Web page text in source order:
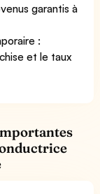
garantis à
:
et le taux